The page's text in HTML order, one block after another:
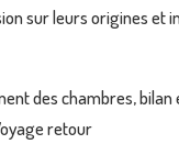
sur leurs origines et
des chambres,
retour